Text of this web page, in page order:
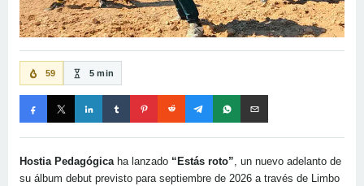
59 5 min
Hostia Pedagógicaha lanzado “Estás roto”, un nuevo adelanto de
su álbum debut previsto para septiembre de 2026 a través de Limbo